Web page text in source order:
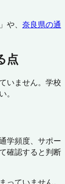
、 奈良県の通
点
いません。学校
学頻度、サポー
確認すると判断